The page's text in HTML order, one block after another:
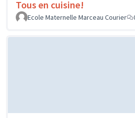
Tous en cuisine!
Ecole Maternelle Marceau Courier